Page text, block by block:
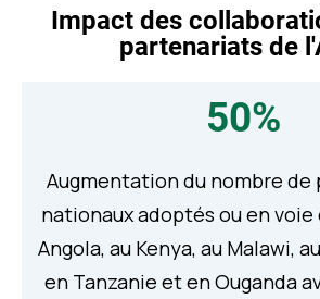
Impact des
partenariats de
50%
Augmentation du nombre de
nationaux adoptés ou en
Angola, au Kenya, au Malawi,
en Tanzanie et en Ouganda